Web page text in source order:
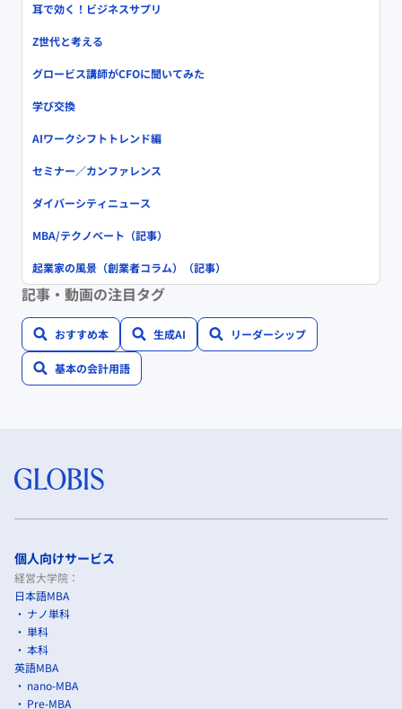
耳で効く！ビジネスサプリ
Z世代と考える
グロービス講師がCFOに聞いてみた
学び交換
AIワークシフトトレンド編
セミナー／カンファレンス
ダイバーシティニュース
MBA/テクノベート（記事）
起業家の風景（創業者コラム）（記事）
記事・動画の注目タグ
おすすめ本 生成AI リーダーシップ
基本の会計用語
個人向けサービス
経営大学院：
日本語MBA
ナノ単科
単科
本科
英語MBA
nano-MBA
Pre-MBA